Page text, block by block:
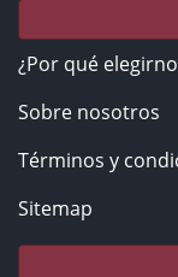
¿Por qué
Sobre nosotros
Términos y
Sitemap